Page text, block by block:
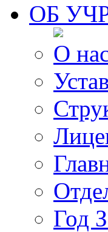
ОБ
О
Устав
Год